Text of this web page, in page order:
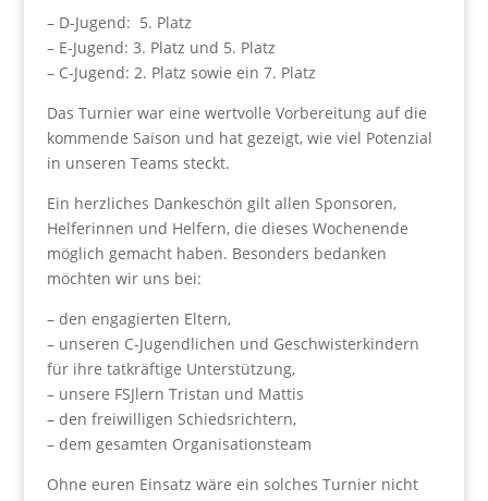
– D-Jugend: 5. Platz
– E-Jugend: 3. Platz und 5. Platz
– C-Jugend: 2. Platz sowie ein 7. Platz
Das Turnier war eine wertvolle Vorbereitung auf die
kommende Saison und hat gezeigt, wie viel Potenzial
in unseren Teams steckt.
Ein herzliches Dankeschön gilt allen Sponsoren,
Helferinnen und Helfern, die dieses Wochenende
möglich gemacht haben. Besonders bedanken
möchten wir uns bei:
– den engagierten Eltern,
– unseren C-Jugendlichen und Geschwisterkindern
für ihre tatkräftige Unterstützung,
– unsere FSJlern Tristan und Mattis
– den freiwilligen Schiedsrichtern,
– dem gesamten Organisationsteam
Ohne euren Einsatz wäre ein solches Turnier nicht